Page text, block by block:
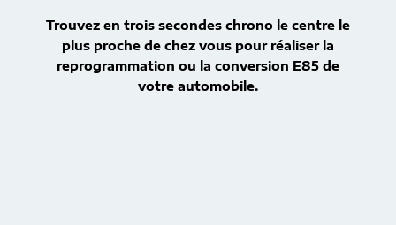
Trouvez en trois secondes chrono le centre le
plus proche de chez vous pour réaliser la
reprogrammation ou la conversion E85 de
votre automobile.